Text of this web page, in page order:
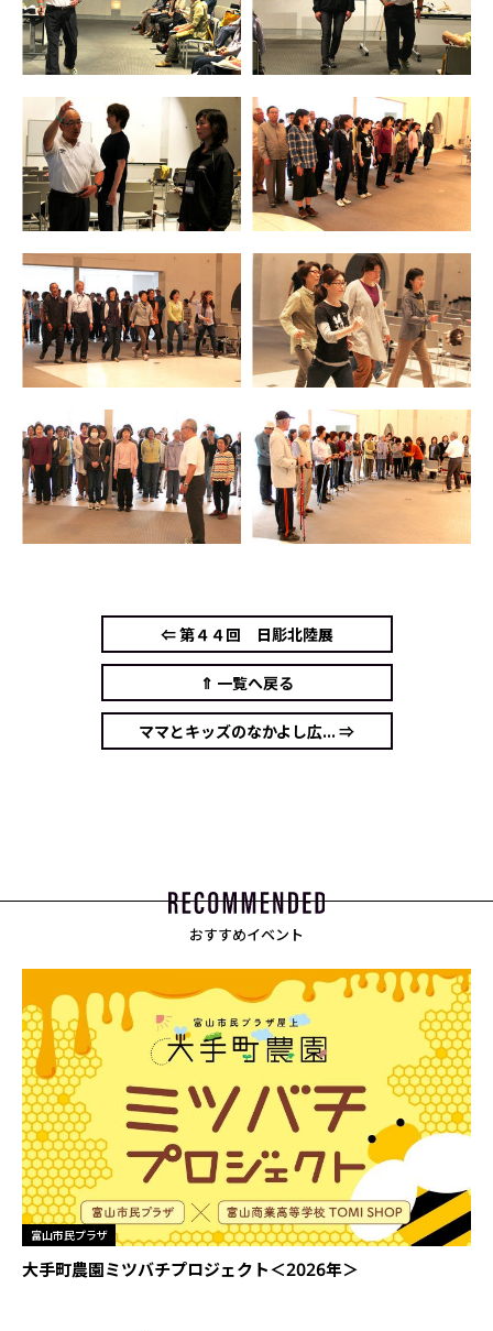
⇐ 第４４回 日彫北陸展
⇑ 一覧へ戻る
ママとキッズのなかよし広... ⇒
おすすめイベント
富山市民プラザ
大手町農園ミツバチプロジェクト＜2026年＞